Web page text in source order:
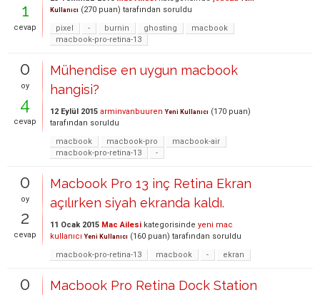
1
cevap
Kullanıcı (270 puan) tarafından soruldu
pixel
- burnin ghosting
macbook
macbook-pro-retina-13
0
oy
4
cevap
Mühendise en uygun macbook
hangisi?
12 Eylül 2015 arminvanbuuren Yeni Kullanıcı (170 puan)
tarafından soruldu
macbook
macbook-pro
macbook-air
macbook-pro-retina-13
-
0
oy
2
cevap
Macbook Pro 13 inç Retina Ekran
açılırken siyah ekranda kaldı.
11 Ocak 2015 Mac Ailesi kategorisinde yeni mac
kullanıcı Yeni Kullanıcı (160 puan) tarafından soruldu
macbook-pro-retina-13
macbook - ekran
0
Macbook Pro Retina Dock Station